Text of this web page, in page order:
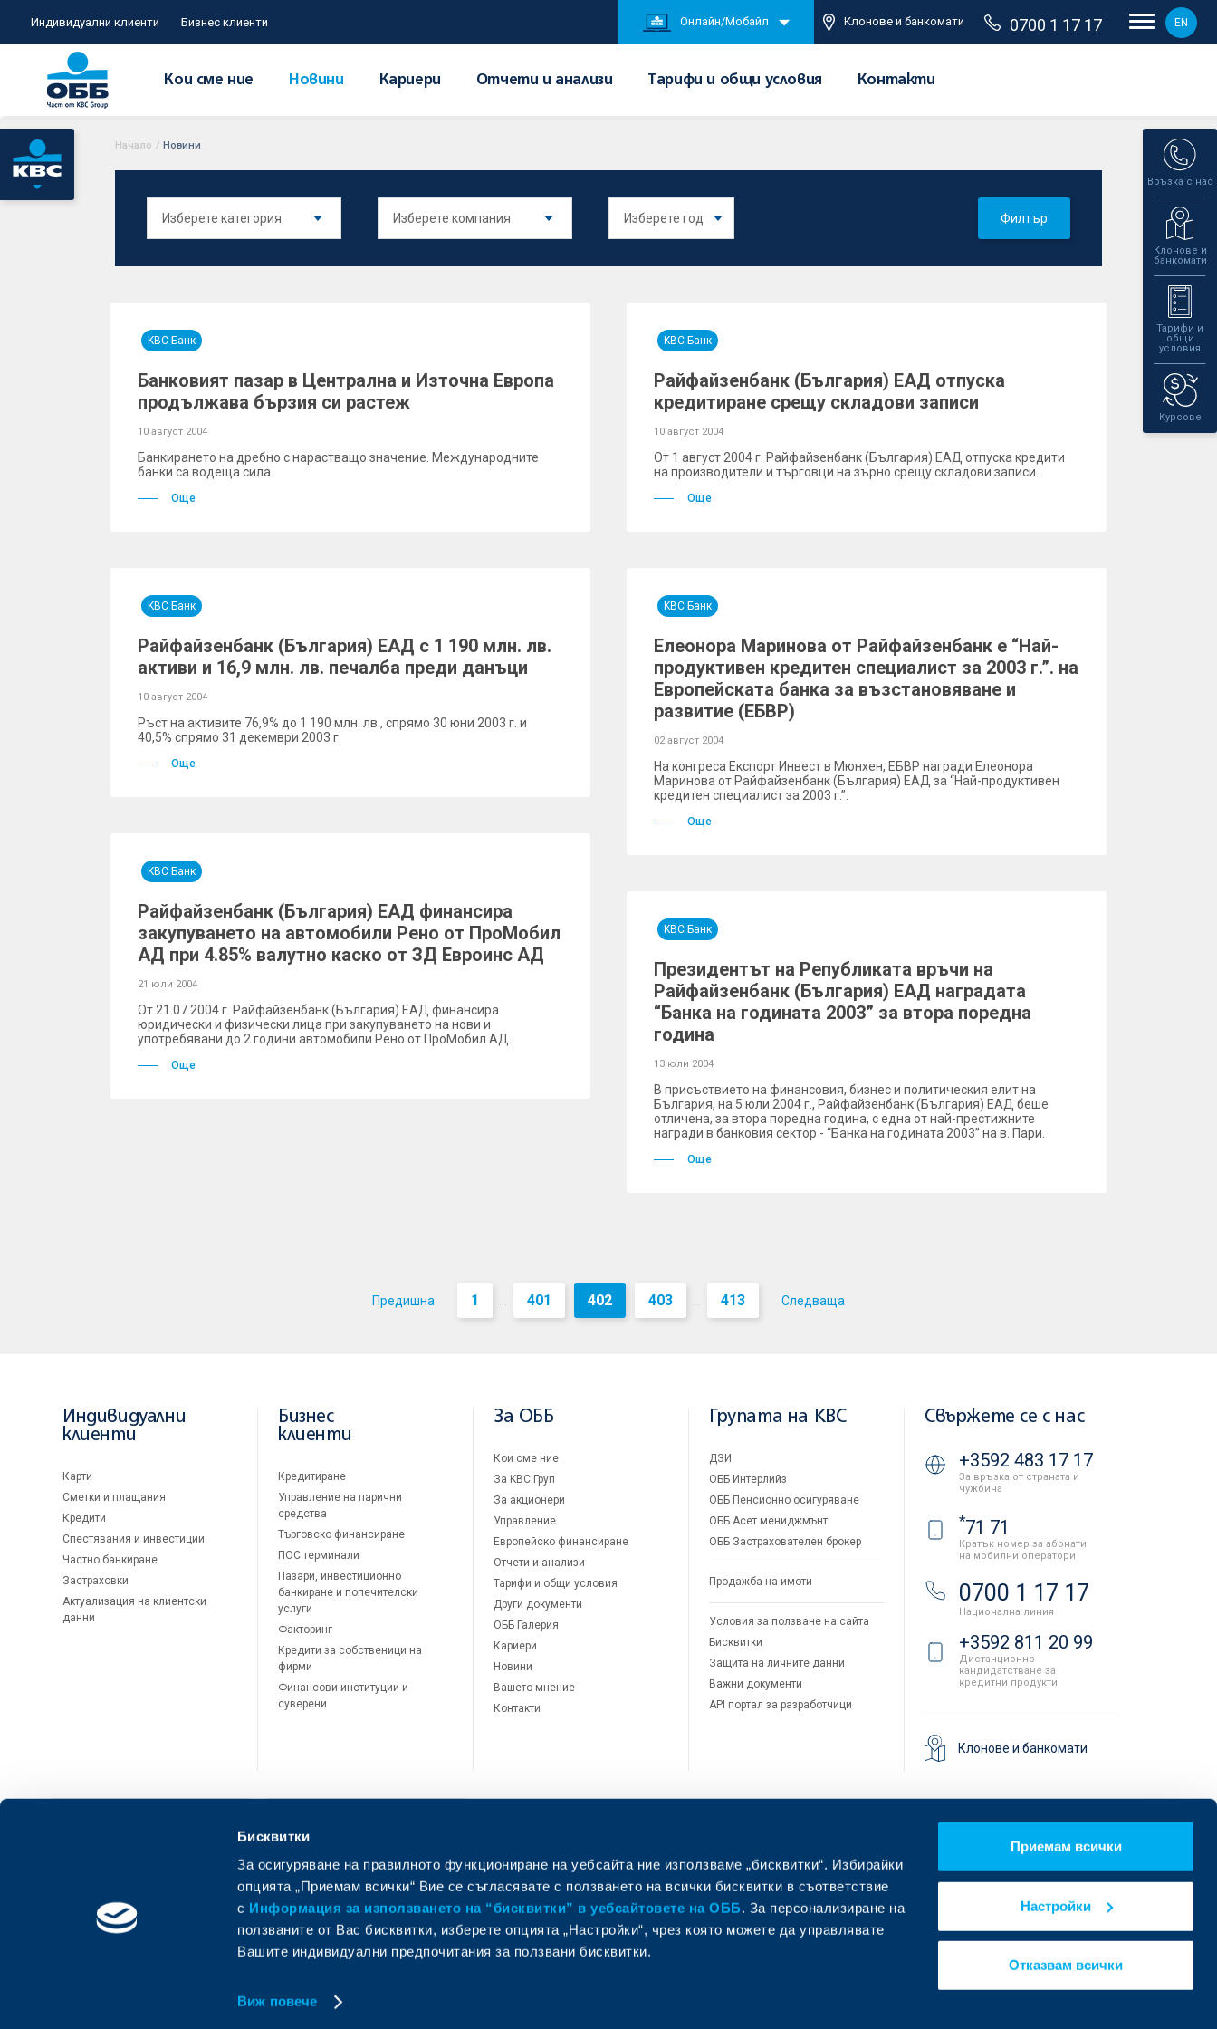
Бисквитки
За осигуряване на правилното функциониране на уебсайта ние използваме „бисквитки“. Избирайки
опцията „Приемам всички“ Вие се съгласявате с ползването на всички бисквитки в съответствие
с Информация за използването на “бисквитки” в уебсайтовете на ОББ. За персонализиране на
ползваните от Вас бисквитки, изберете опцията „Настройки“, чрез която можете да управлявате
Вашите индивидуални предпочитания за ползвани бисквитки.
Виж повече
Приемам всички
Настройки
Отказвам всички
Индивидуални клиенти Бизнес клиенти Онлайн/Мобайл Клонове и банкомати 0700 1 17 17 EN
Кои сме ние Новини Кариери Отчети и анализи Тарифи и общи условия Контакти
Връзка с нас
Клонове и
банкомати
Тарифи и
общи
условия
Курсове
Начало / Новини
Филтър
KBC Банк
Банковият пазар в Централна и Източна Европа
продължава бързия си растеж
10 август 2004
Банкирането на дребно с нарастващо значение. Международните
банки са водеща сила.
Още
KBC Банк
Райфайзенбанк (България) ЕАД отпуска
кредитиране срещу складови записи
10 август 2004
От 1 август 2004 г. Райфайзенбанк (България) ЕАД отпуска кредити
на производители и търговци на зърно срещу складови записи.
Още
KBC Банк
Райфайзенбанк (България) ЕАД с 1 190 млн. лв.
активи и 16,9 млн. лв. печалба преди данъци
10 август 2004
Ръст на активите 76,9% до 1 190 млн. лв., спрямо 30 юни 2003 г. и
40,5% спрямо 31 декември 2003 г.
Още
KBC Банк
Елеонора Маринова от Райфайзенбанк е “Най-
продуктивен кредитен специалист за 2003 г.”. на
Европейската банка за възстановяване и
развитие (ЕБВР)
02 август 2004
На конгреса Експорт Инвест в Мюнхен, ЕБВР награди Елеонора
Маринова от Райфайзенбанк (България) ЕАД за “Най-продуктивен
кредитен специалист за 2003 г.”.
Още
KBC Банк
Райфайзенбанк (България) ЕАД финансира
закупуването на автомобили Рено от ПроМобил
АД при 4.85% валутно каско от ЗД Евроинс АД
21 юли 2004
От 21.07.2004 г. Райфайзенбанк (България) ЕАД финансира
юридически и физически лица при закупуването на нови и
употребявани до 2 години автомобили Рено от ПроМобил АД.
Още
KBC Банк
Президентът на Републиката връчи на
Райфайзенбанк (България) ЕАД наградата
“Банка на годината 2003” за втора поредна
година
13 юли 2004
В присъствието на финансовия, бизнес и политическия елит на
България, на 5 юли 2004 г., Райфайзенбанк (България) ЕАД беше
отличена, за втора поредна година, с една от най-престижните
награди в банковия сектор - “Банка на годината 2003” на в. Пари.
Още
Предишна 1 ... 401 402 403 ... 413 Следваща
Индивидуални
клиенти
Карти
Сметки и плащания
Кредити
Спестявания и инвестиции
Частно банкиране
Застраховки
Актуализация на клиентски
данни
Бизнес
клиенти
Кредитиране
Управление на парични
средства
Търговско финансиране
ПОС терминали
Пазари, инвестиционно
банкиране и попечителски
услуги
Факторинг
Кредити за собственици на
фирми
Финансови институции и
суверени
За ОББ
Кои сме ние
За KBC Груп
За акционери
Управление
Европейско финансиране
Отчети и анализи
Тарифи и общи условия
Други документи
ОББ Галерия
Кариери
Новини
Вашето мнение
Контакти
Групата на KBC
ДЗИ
ОББ Интерлийз
ОББ Пенсионно осигуряване
ОББ Асет мениджмънт
ОББ Застрахователен брокер
Продажба на имоти
Условия за ползване на сайта
Бисквитки
Защита на личните данни
Важни документи
API портал за разработчици
Свържете се с нас
+3592 483 17 17
За връзка от страната и
чужбина
*71 71
Кратък номер за абонати
на мобилни оператори
0700 1 17 17
Национална линия
+3592 811 20 99
Дистанционно
кандидатстване за
кредитни продукти
Клонове и банкомати
ОББ Мобайл
Намерете ни в социалните мрежи:
Member of KBC group